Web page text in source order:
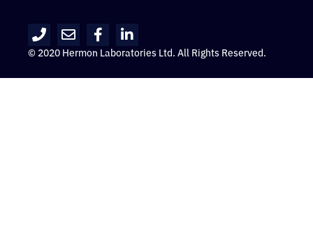
© 2020 Hermon Laboratories Ltd. All Rights Reserved.